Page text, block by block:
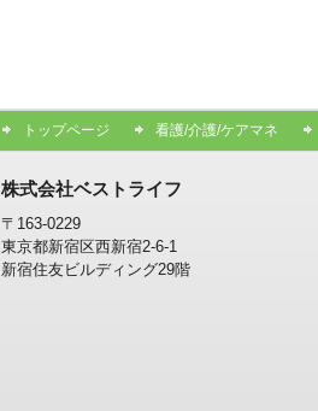
トップページ 看護/介護/ケアマネ
株式会社ベストライフ
〒163-0229
東京都新宿区西新宿2-6-1
新宿住友ビルディング29階